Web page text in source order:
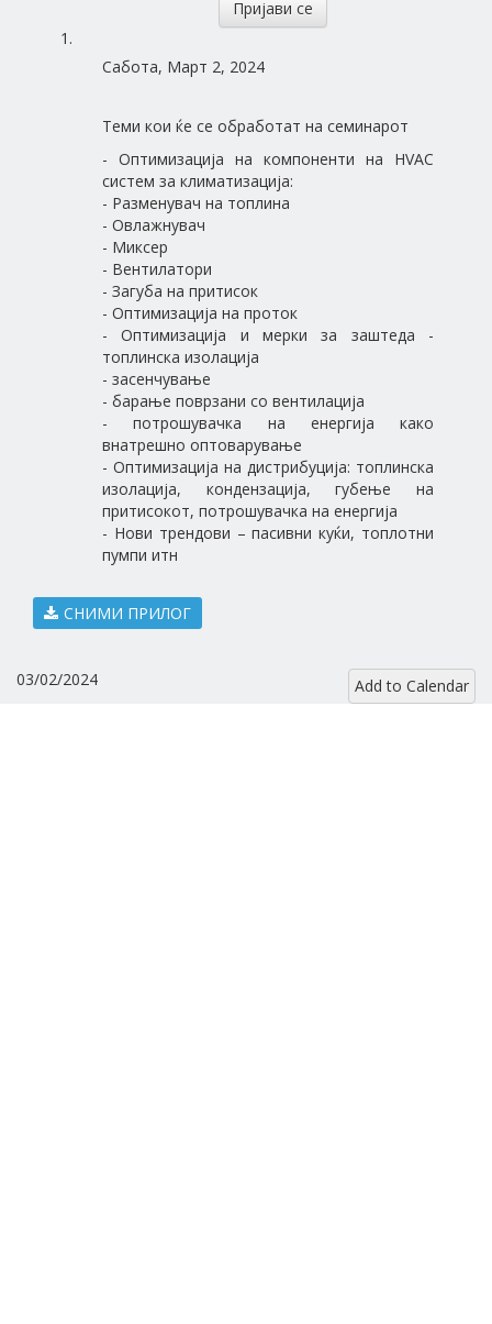
Пријави се
Сабота, Март 2, 2024
Теми кои ќе се обработат на семинарот
- Оптимизација на компоненти на HVAC
систем за климатизација:
- Разменувач на топлина
- Овлажнувач
- Миксер
- Вентилатори
- Загуба на притисок
- Оптимизација на проток
- Оптимизација и мерки за заштеда -
топлинска изолација
- засенчување
- барање поврзани со вентилација
- потрошувачка на енергија како
внатрешно оптоварување
- Оптимизација на дистрибуција: топлинска
изолација, кондензација, губење на
притисокот, потрошувачка на енергија
- Нови трендови – пасивни куќи, топлотни
пумпи итн
СНИМИ ПРИЛОГ
03/02/2024 Add to Calendar